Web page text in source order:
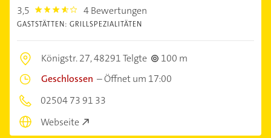
3,5 3.5 4 Bewertungen
GASTSTÄTTEN: GRILLSPEZIALITÄTEN
Königstr. 27,48291 Telgte
100 m
Geschlossen –Öffnet um 17:00
02504 73 91 33
Webseite